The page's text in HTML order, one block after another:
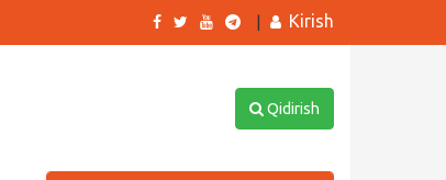
Kirish
Qidirish